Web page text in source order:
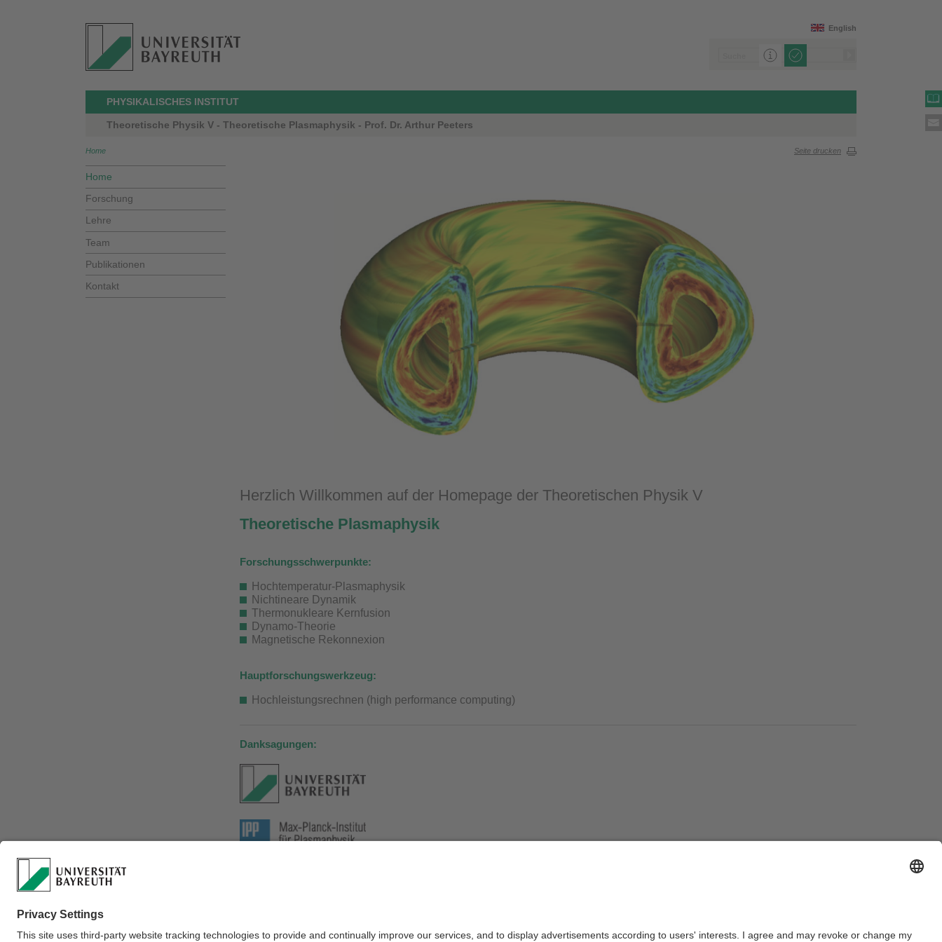
English
PHYSIKALISCHES INSTITUT
Theoretische Physik V - Theoretische Plasmaphysik - Prof. Dr. Arthur Peeters
Home Seite drucken
Home
Forschung
Lehre
Team
Publikationen
Kontakt
Herzlich Willkommen auf der Homepage der Theoretischen Physik V
Theoretische Plasmaphysik
Forschungsschwerpunkte:
Hochtemperatur-Plasmaphysik
Nichtineare Dynamik
Thermonukleare Kernfusion
Dynamo-Theorie
Magnetische Rekonnexion
Hauptforschungswerkzeug:
Hochleistungsrechnen (high performance computing)
Danksagungen: